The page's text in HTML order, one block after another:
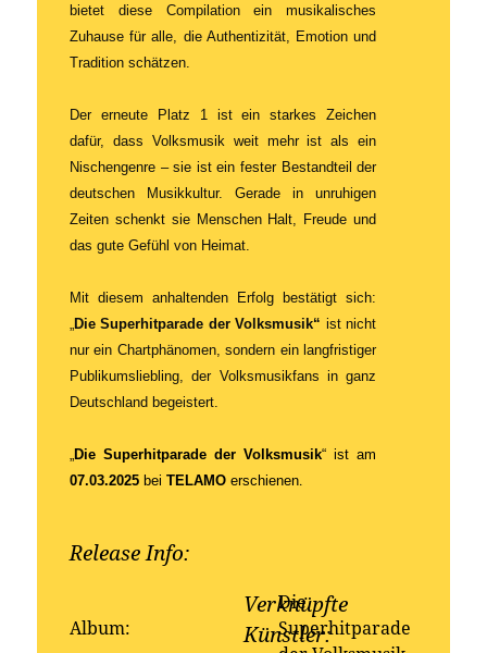
bietet diese Compilation ein musikalisches
Zuhause für alle, die Authentizität, Emotion und
Tradition schätzen.
Der erneute Platz 1 ist ein starkes Zeichen
dafür, dass Volksmusik weit mehr ist als ein
Nischengenre – sie ist ein fester Bestandteil der
deutschen Musikkultur. Gerade in unruhigen
Zeiten schenkt sie Menschen Halt, Freude und
das gute Gefühl von Heimat.
Mit diesem anhaltenden Erfolg bestätigt sich:
Die Superhitparade der Volksmusik“ ist nicht
nur ein Chartphänomen, sondern ein langfristiger
Publikumsliebling, der Volksmusikfans in ganz
Deutschland begeistert.
Die Superhitparade der Volksmusik“ ist am
07.03.2025 bei TELAMO erschienen.
Release Info:
Album:
Die
Superhitparade
Verknüpfte
Künstler: